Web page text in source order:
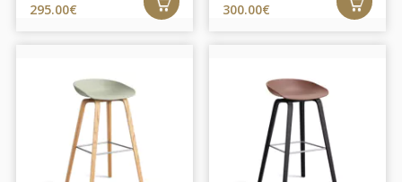
295.00€ 300.00€